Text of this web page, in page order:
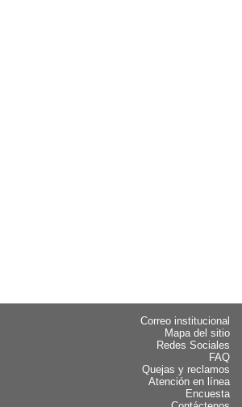
Correo institucional
Mapa del sitio
Redes Sociales
FAQ
Quejas y reclamos
Atención en línea
Encuesta